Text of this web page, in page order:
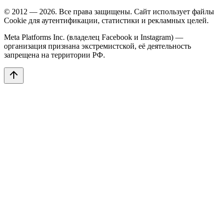
© 2012 — 2026. Все права защищены. Сайт использует файлы
Cookie для аутентификации, статистики и рекламных целей.
Meta Platforms Inc. (владелец Facebook и Instagram) —
организация признана экстремистской, её деятельность
запрещена на территории РФ.
arrow_upward